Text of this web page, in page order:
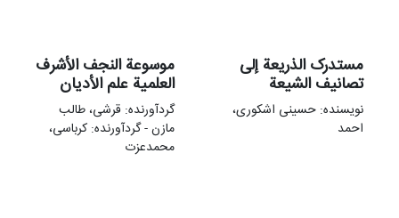
مستدرک الذریعة إلی
تصانیف الشیعة
نویسنده: حسینی اشکوری،
احمد
موسوعة النجف الأشرف
العلمیة علم الأدیان
گردآورنده: قرشی، طالب
مازن - گردآورنده: کرباسی،
محمدعزت